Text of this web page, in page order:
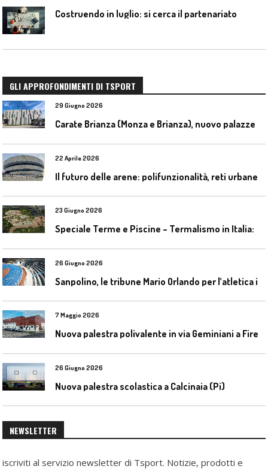
Costruendo in luglio: si cerca il partenariato
GLI APPROFONDIMENTI DI TSPORT
29 Giugno 2026
22 Aprile 2026
23 Giugno 2026
26 Giugno 2026
7 Maggio 2026
26 Giugno 2026
Nuova palestra scolastica a Calcinaia (Pi)
NEWSLETTER
iscriviti al servizio newsletter di Tsport. Notizie, prodotti e